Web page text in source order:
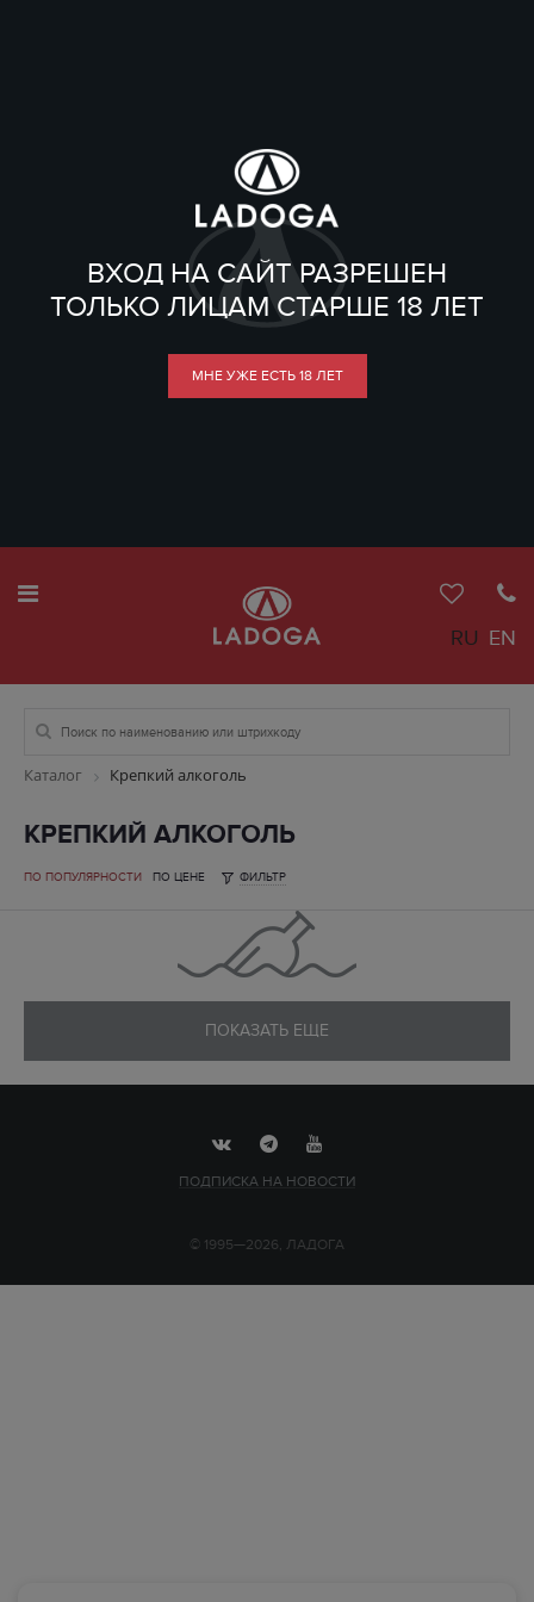
ВХОД НА САЙТ РАЗРЕШЕН
ТОЛЬКО ЛИЦАМ СТАРШЕ 18 ЛЕТ
МНЕ УЖЕ ЕСТЬ 18 ЛЕТ
RU EN
Каталог Крепкий алкоголь
КРЕПКИЙ АЛКОГОЛЬ
ПО ПОПУЛЯРНОСТИ ПО ЦЕНЕ ФИЛЬТР
ПОКАЗАТЬ ЕЩЕ
ПОДПИСКА НА НОВОСТИ
© 1995—2026, ЛАДОГА